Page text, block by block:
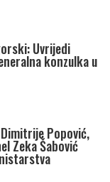
Uvrijedi
konzulka u
Popović,
Zeka Šabović